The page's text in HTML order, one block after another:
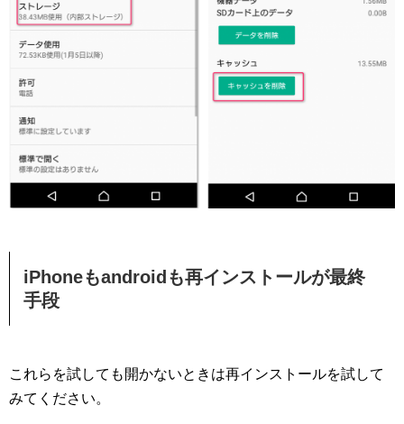
iPhoneもandroidも再インストールが最終
手段
これらを試しても開かないときは再インストールを試して
みてください。